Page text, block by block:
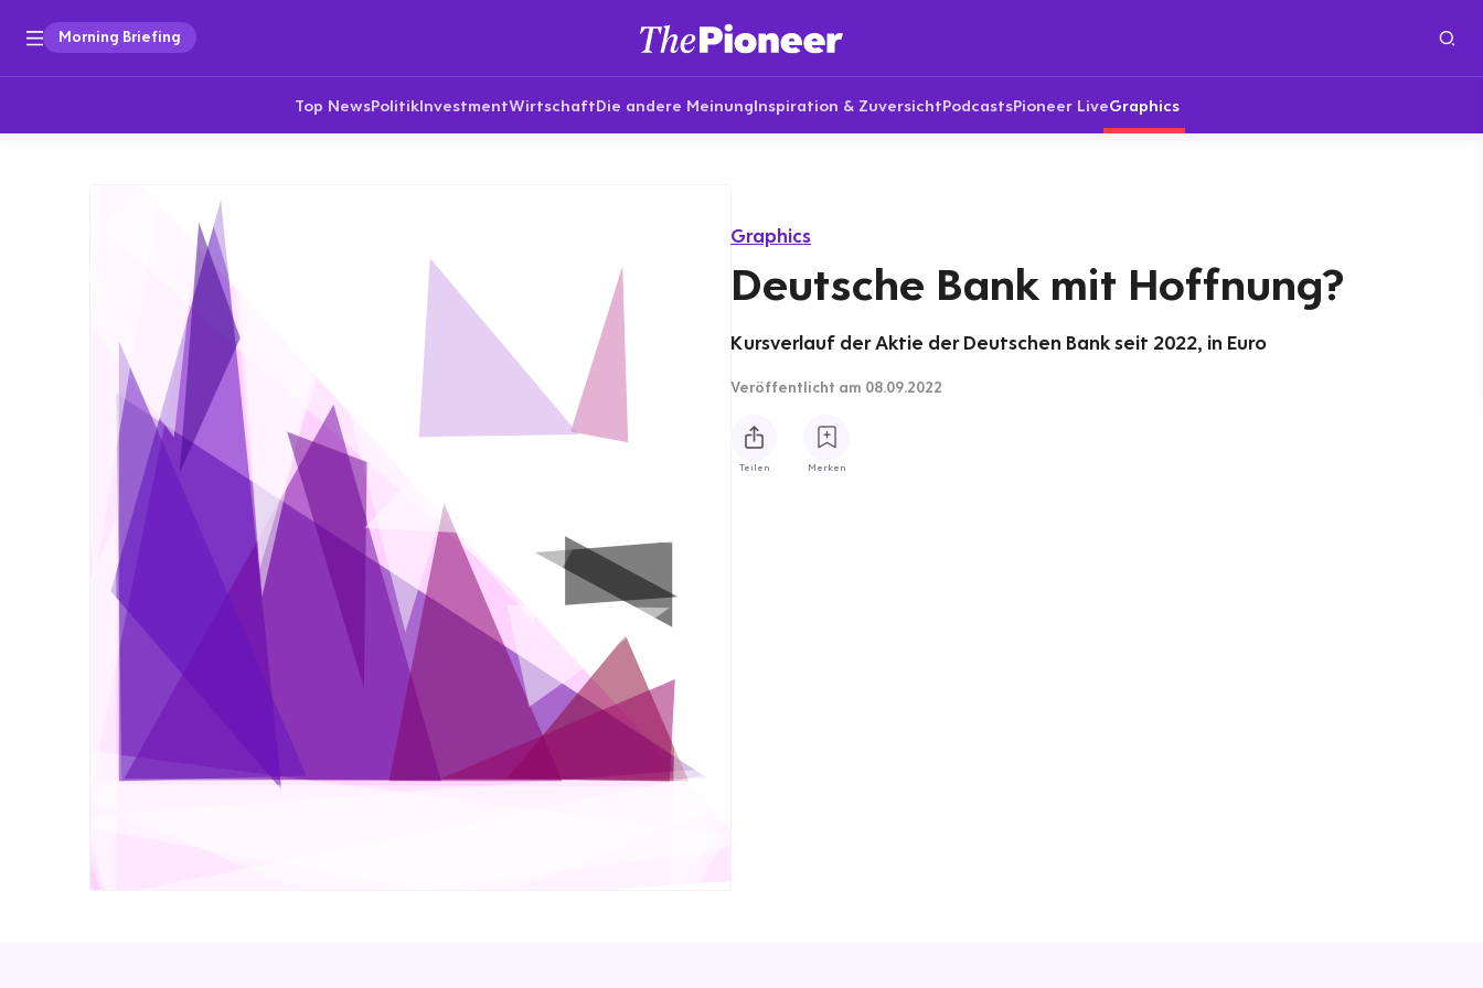
Morning Briefing
Top NewsPolitikInvestmentWirtschaftDie andere MeinungInspiration & ZuversichtPodcastsPioneer LiveGraphics
Graphics
Deutsche Bank mit Hoffnung?
Kursverlauf der Aktie der Deutschen Bank seit 2022, in Euro
Veröffentlicht am 08.09.2022
Teilen Merken